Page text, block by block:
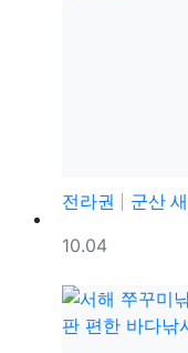
전라권
군산 새
등록일
10.04